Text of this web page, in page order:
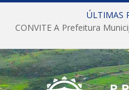
ÚLTIMAS